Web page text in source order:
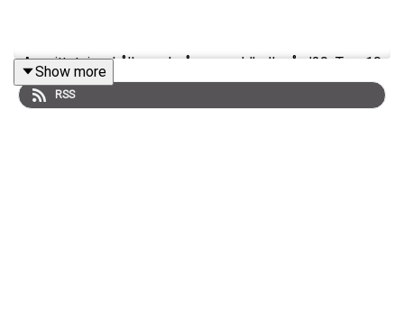
Avsnittet innehåller också en poddkoll på J20 Top 10
och J20 Fortsättningsserie och vi diskuterar kring hur vi
tror att det går.
Show more
RSS